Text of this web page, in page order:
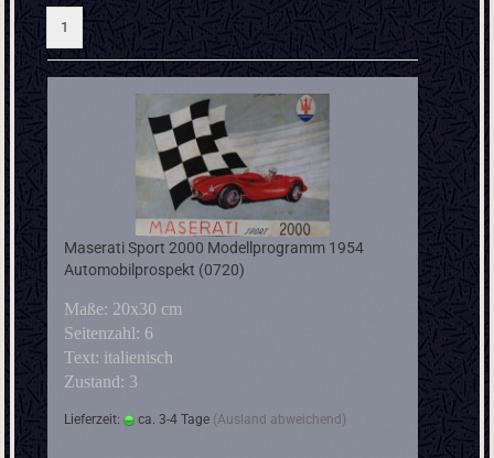
1
Maserati Sport 2000 Modellprogramm 1954
Automobilprospekt (0720)
Maße: 20x30 cm
Seitenzahl: 6
Text: italienisch
Zustand: 3
Lieferzeit: ca. 3-4 Tage (Ausland abweichend)